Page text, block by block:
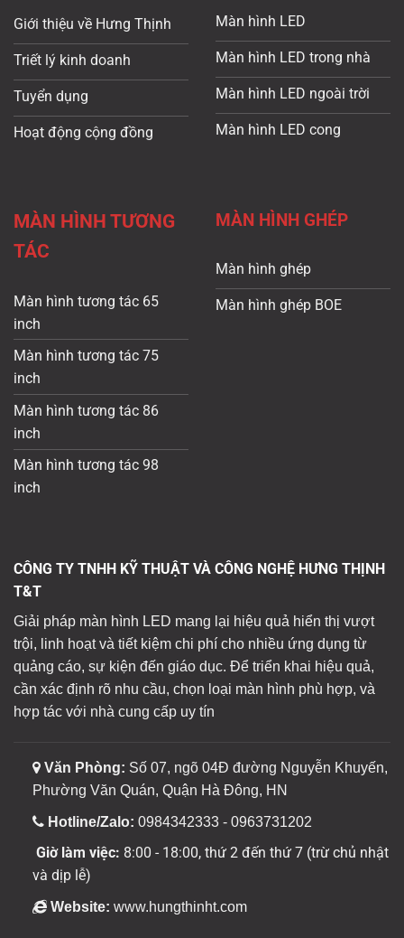
Giới thiệu về Hưng Thịnh
Triết lý kinh doanh
Tuyển dụng
Hoạt động cộng đồng
Màn hình LED
Màn hình LED trong nhà
Màn hình LED ngoài trời
Màn hình LED cong
MÀN HÌNH TƯƠNG
TÁC
Màn hình tương tác 65
inch
Màn hình tương tác 75
inch
Màn hình tương tác 86
inch
Màn hình tương tác 98
inch
MÀN HÌNH GHÉP
Màn hình ghép
Màn hình ghép BOE
CÔNG TY TNHH KỸ THUẬT VÀ CÔNG NGHỆ HƯNG THỊNH
T&T
Giải pháp màn hình LED mang lại hiệu quả hiển thị vượt
trội, linh hoạt và tiết kiệm chi phí cho nhiều ứng dụng từ
quảng cáo, sự kiện đến giáo dục. Để triển khai hiệu quả,
cần xác định rõ nhu cầu, chọn loại màn hình phù hợp, và
hợp tác với nhà cung cấp uy tín
Văn Phòng: Số 07, ngõ 04Đ đường Nguyễn Khuyến,
Phường Văn Quán, Quận Hà Đông, HN
Hotline/Zalo: 0984342333 - 0963731202
Giờ làm việc: 8:00 - 18:00, thứ 2 đến thứ 7 (trừ chủ nhật
và dịp lễ)
Website: www.hungthinht.com